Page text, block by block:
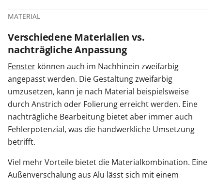
MATERIAL
Verschiedene Materialien vs.
nachträgliche Anpassung
Fenster können auch im Nachhinein zweifarbig
angepasst werden. Die Gestaltung zweifarbig
umzusetzen, kann je nach Material beispielsweise
durch Anstrich oder Folierung erreicht werden. Eine
nachträgliche Bearbeitung bietet aber immer auch
Fehlerpotenzial, was die handwerkliche Umsetzung
betrifft.
Viel mehr Vorteile bietet die Materialkombination. Eine
Außenverschalung aus Alu lässt sich mit einem